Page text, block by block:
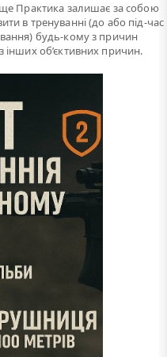
Практика залишає за собою
в тренуванні (до або під-час
будь-кому з причин
інших об’єктивних причин.